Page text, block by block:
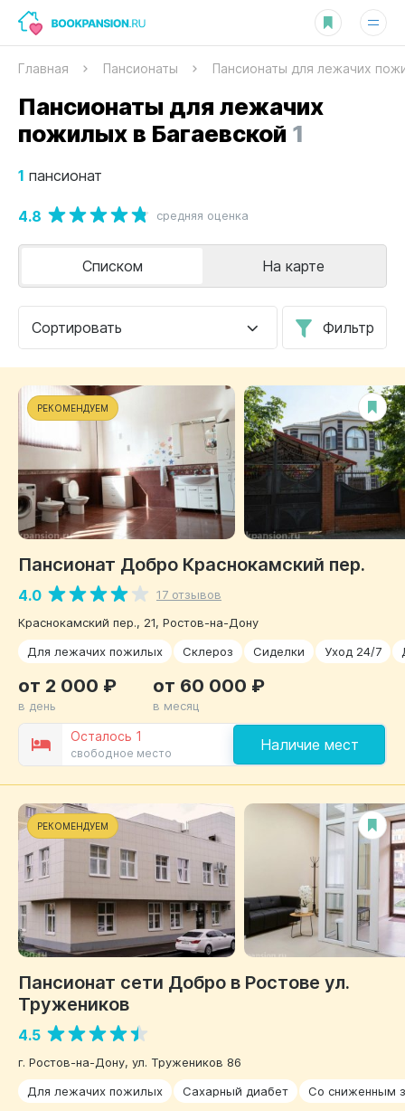
Главная Пансионаты Пансионаты для лежачих
Пансионаты для лежачих
пожилых в Багаевской 1
1 пансионат
4.8 средняя оценка
Сортировать Фильтр
Списком На карте
РЕКОМЕНДУЕМ
Пансионат Добро Краснокамский пер.
4.0
17 отзывов
Краснокамский пер., 21, Ростов-на-Дону
Для лежачих пожилых
Склероз Сиделки Уход 24/7
Осталось 1
свободное место Наличие мест
от 2 000 ₽
в день
от 60 000 ₽
в месяц
РЕКОМЕНДУЕМ
Пансионат сети Добро в Ростове ул.
Тружеников
4.5
г. Ростов-на-Дону, ул. Тружеников 86
Для лежачих пожилых
Сахарный диабет Со сниженным